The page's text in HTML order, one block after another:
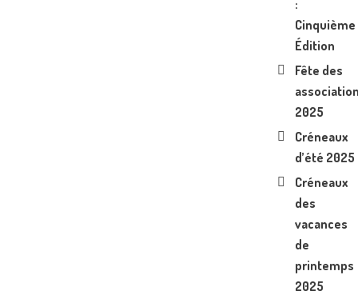
:
Cinquième
Édition
Fête des
2025
Créneaux
d’été 2025
Créneaux
des
vacances
de
printemps
2025